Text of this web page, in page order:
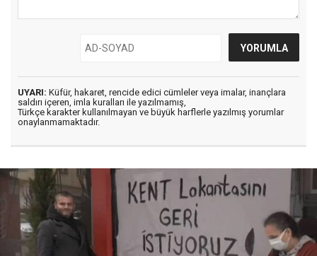
UYARI: Küfür, hakaret, rencide edici cümleler veya imalar, inançlara
saldırı içeren, imla kuralları ile yazılmamış,
Türkçe karakter kullanılmayan ve büyük harflerle yazılmış yorumlar
onaylanmamaktadır.